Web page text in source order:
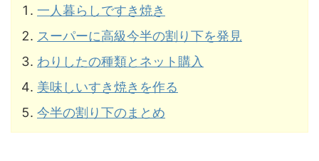
一人暮らしですき焼き
スーパーに高級今半の割り下を発見
わりしたの種類とネット購入
美味しいすき焼きを作る
今半の割り下のまとめ